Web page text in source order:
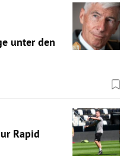
unter den
Rapid